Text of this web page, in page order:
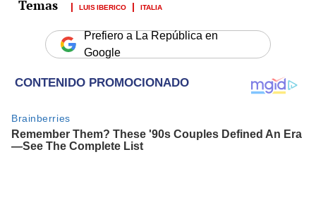
LUIS IBERICO ITALIA
Prefiero a La República en
Google